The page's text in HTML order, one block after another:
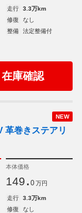
走行
3.3万km
修復
なし
整備
法定整備付
庫確認
NEW
革巻きステアリ
本体価格
149. 0 万円
走行
3.3万km
修復
なし